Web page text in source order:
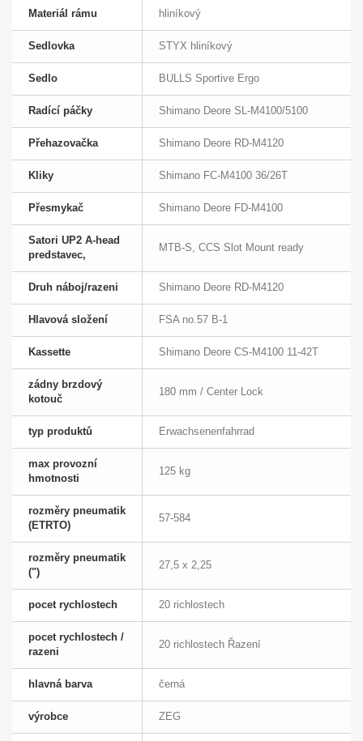
Materiál rámu hliníkový
Sedlovka STYX hliníkový
Sedlo BULLS Sportive Ergo
Radící páčky Shimano Deore SL-M4100/5100
Přehazovačka Shimano Deore RD-M4120
Kliky Shimano FC-M4100 36/26T
Přesmykač Shimano Deore FD-M4100
Satori UP2 A-head
predstavec,
MTB-S, CCS Slot Mount ready
Druh náboj/razeni Shimano Deore RD-M4120
Hlavová složení FSA no.57 B-1
Kassette Shimano Deore CS-M4100 11-42T
zádny brzdový
kotouč
180 mm / Center Lock
typ produktů Erwachsenenfahrrad
max provozní
hmotnosti
125 kg
rozměry pneumatik
(ETRTO)
57-584
rozměry pneumatik
(")
27,5 x 2,25
pocet rychlostech 20 richlostech
pocet rychlostech /
razeni
20 richlostech Řazení
hlavná barva černá
výrobce ZEG